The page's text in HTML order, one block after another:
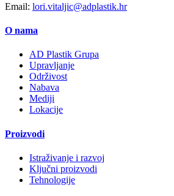
Email: lori.vitaljic@adplastik.hr
O nama
AD Plastik Grupa
Upravljanje
Održivost
Nabava
Mediji
Lokacije
Proizvodi
Istraživanje i razvoj
Ključni proizvodi
Tehnologije